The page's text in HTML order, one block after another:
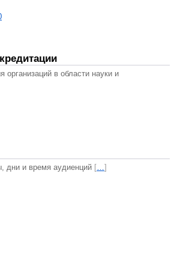
организаций в области науки и
дни и время аудиенций […]